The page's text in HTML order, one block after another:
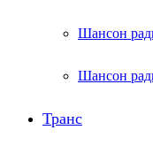
Шансон
Шансон
Транс